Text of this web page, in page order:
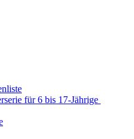
für 6 bis 17-Jährige